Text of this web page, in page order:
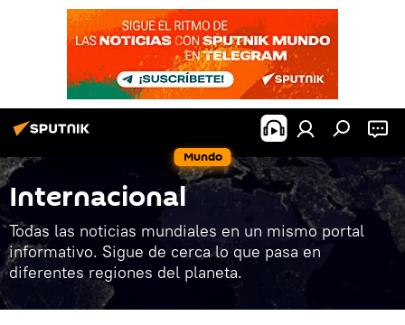
Mundo
Internacional
Todas las noticias mundiales en un mismo portal
informativo. Sigue de cerca lo que pasa en
diferentes regiones del planeta.